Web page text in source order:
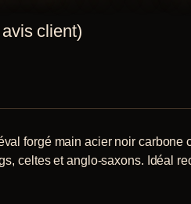
client)
forgé main acier noir carbone
celtes et anglo-saxons. Idéal